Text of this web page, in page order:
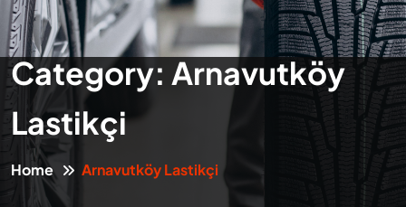
Category: Arnavutköy
Lastikçi
Home Arnavutköy Lastikçi